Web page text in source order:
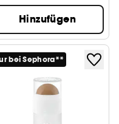
Hinzufügen
bei Sephora**